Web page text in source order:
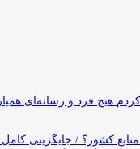
هیچ فرد و رسانه‌ای
با تولید ۶۰۰ هزار دستگاه در